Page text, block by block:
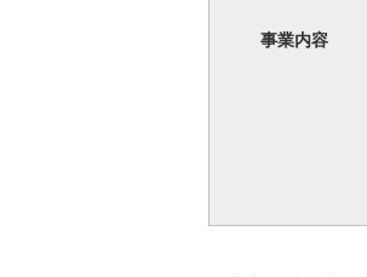
事業内容